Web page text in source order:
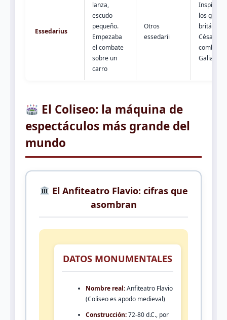
Essedarius
lanza,
escudo
pequeño.
Empezaba
el combate
sobre un
carro
Otros
essedarii
Inspirado
los
César
combatió
Galia.
El Coliseo: la máquina de
espectáculos más grande del
mundo
El Anfiteatro Flavio: cifras que
asombran
DATOS MONUMENTALES
Nombre real:Anfiteatro Flavio
(Coliseo es apodo medieval)
Construcción:72-80 d.C., por